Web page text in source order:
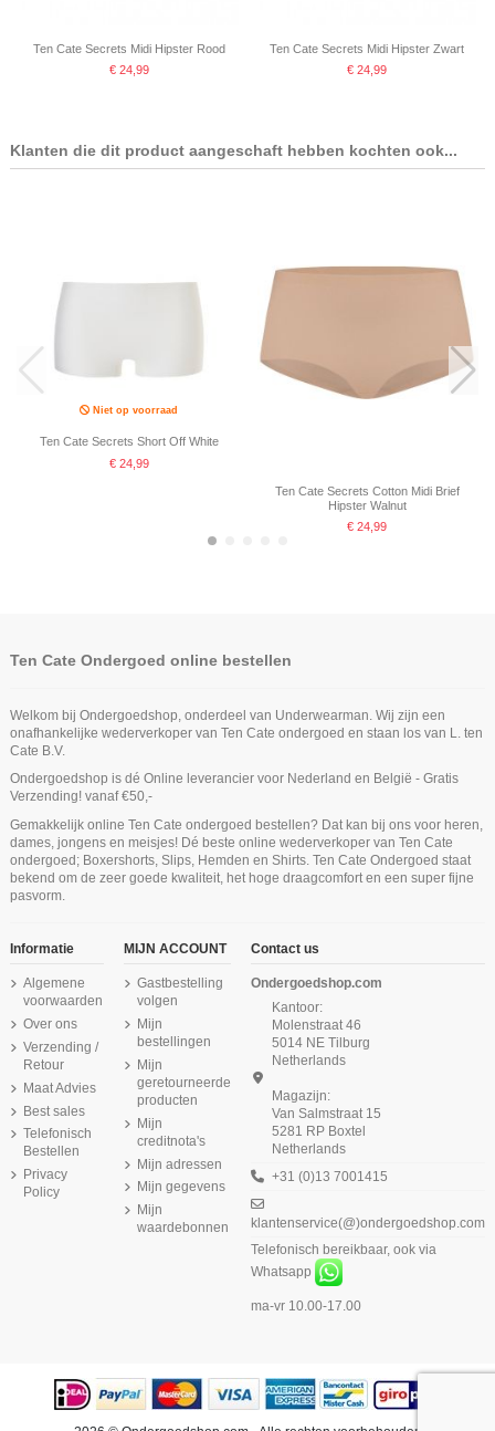
Ten Cate Secrets Midi Hipster Rood
€ 24,99
Ten Cate Secrets Midi Hipster Zwart
€ 24,99
Klanten die dit product aangeschaft hebben kochten ook...
Niet op voorraad
Ten Cate Secrets Short Off White
€ 24,99
Ten Cate Secrets Cotton Midi Brief
Hipster Walnut
€ 24,99
Ten Cate Secrets String Rood
€ 19,99
Ten Cate Secrets Cotton Midi Brief
Hipster Almond
Ten Cate Dames Basics Shorts
2Pack Zwart
Niet op voorraad
Ten Cate Secrets Maxi Highwaist
Pink Nut
€ 24,99
Niet op voorraad
Ten Cate Secrets Spaghetti Shirt
Almond
Ten Cate Meisjes Shorts 2Pack
Cotton Stretch Black
€ 19,95
Ten Cate Secrets Highleg Brief
Hazelnut
€ 24,99
Niet op voorraad
Ten Cate Secrets Singlet Top 2-Way
Walnut
€ 29,99
Ten Cate Ondergoed online bestellen
Welkom bij Ondergoedshop, onderdeel van Underwearman. Wij zijn een
onafhankelijke wederverkoper van Ten Cate ondergoed en staan los van L. ten
Cate B.V.
Ondergoedshop is dé Online leverancier voor Nederland en België - Gratis
Verzending! vanaf €50,-
Gemakkelijk online Ten Cate ondergoed bestellen? Dat kan bij ons voor heren,
dames, jongens en meisjes! Dé beste online wederverkoper van Ten Cate
ondergoed; Boxershorts, Slips, Hemden en Shirts. Ten Cate Ondergoed staat
bekend om de zeer goede kwaliteit, het hoge draagcomfort en een super fijne
pasvorm.
Informatie
Algemene
voorwaarden
Over ons
Verzending /
Retour
Maat Advies
Best sales
Telefonisch
Bestellen
Privacy
Policy
MIJN ACCOUNT
Gastbestelling
volgen
Mijn
bestellingen
Mijn
geretourneerde
producten
Mijn
creditnota's
Mijn adressen
Mijn gegevens
Mijn
waardebonnen
Contact us
Ondergoedshop.com
Kantoor:
Molenstraat 46
5014 NE Tilburg
Netherlands
Magazijn:
Van Salmstraat 15
5281 RP Boxtel
Netherlands
+31 (0)13 7001415
klantenservice(@)ondergoedshop.com
Telefonisch bereikbaar, ook via
Whatsapp
ma-vr 10.00-17.00